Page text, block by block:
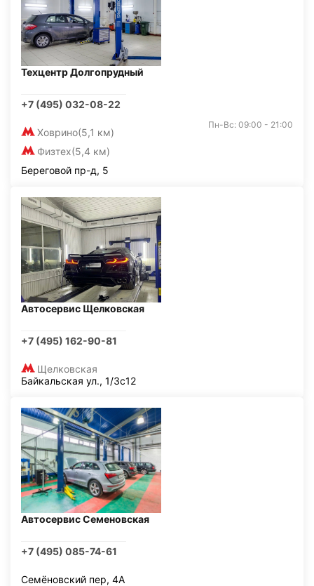
Техцентр Долгопрудный
+7 (495) 032-08-22
Ховрино(5,1 км)
Физтех(5,4 км)
Пн-Вс: 09:00 - 21:00
Береговой пр-д, 5
Автосервис Щелковская
+7 (495) 162-90-81
Щелковская
Байкальская ул., 1/3с12
Автосервис Семеновская
+7 (495) 085-74-61
Семёновский пер, 4А